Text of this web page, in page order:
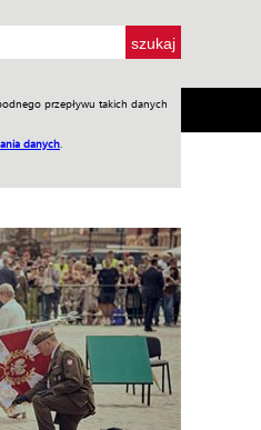
przepływu takich danych
danych
w WIW